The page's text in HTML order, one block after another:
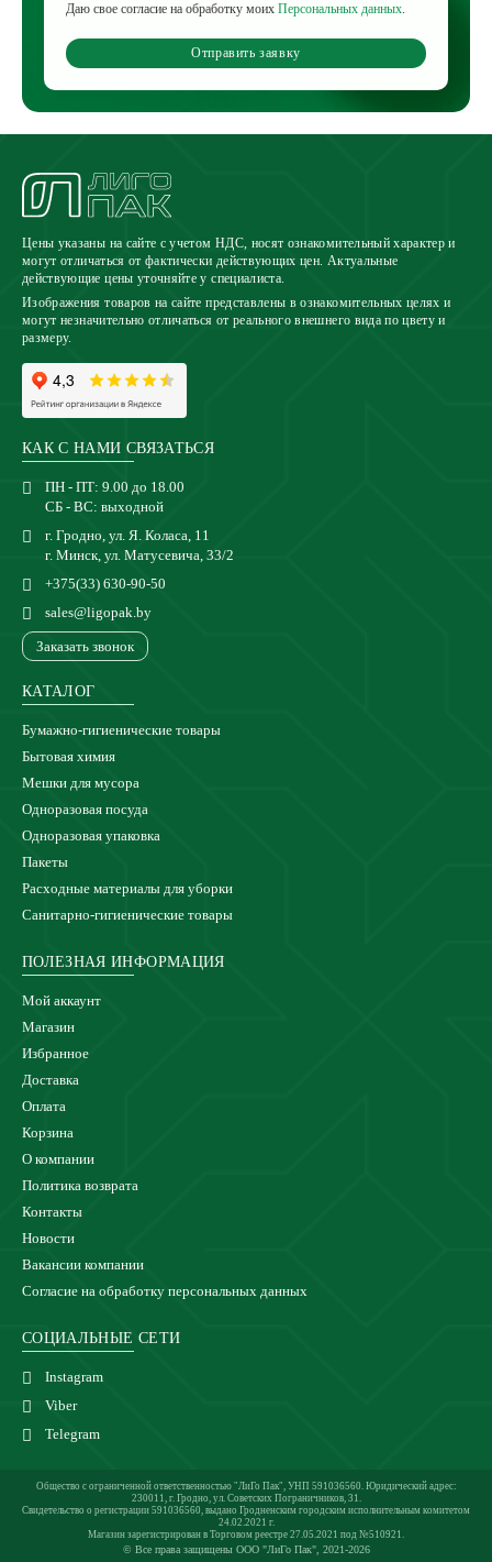
Даю свое согласие на обработку моих Персональных данных.
Отправить заявку
Цены указаны на сайте с учетом НДС, носят ознакомительный характер и
могут отличаться от фактически действующих цен. Актуальные
действующие цены уточняйте у специалиста.
Изображения товаров на сайте представлены в ознакомительных целях и
могут незначительно отличаться от реального внешнего вида по цвету и
размеру.
КАК С НАМИ СВЯЗАТЬСЯ
ПН - ПТ: 9.00 до 18.00
СБ - ВС: выходной
г. Гродно, ул. Я. Коласа, 11
г. Минск, ул. Матусевича, 33/2
+375(33) 630-90-50
sales@ligopak.by
Заказать звонок
КАТАЛОГ
Бумажно-гигиенические товары
Бытовая химия
Мешки для мусора
Одноразовая посуда
Одноразовая упаковка
Пакеты
Расходные материалы для уборки
Санитарно-гигиенические товары
ПОЛЕЗНАЯ ИНФОРМАЦИЯ
Мой аккаунт
Магазин
Избранное
Доставка
Оплата
Корзина
О компании
Политика возврата
Контакты
Новости
Вакансии компании
Согласие на обработку персональных данных
СОЦИАЛЬНЫЕ СЕТИ
Instagram
Viber
Telegram
Общество с ограниченной ответственностью "ЛиГо Пак", УНП 591036560. Юридический адрес:
230011, г. Гродно, ул. Советских Пограничников, 31.
Свидетельство о регистрации 591036560, выдано Гродненским городским исполнительным комитетом
24.02.2021 г.
Магазин зарегистрирован в Торговом реестре 27.05.2021 под №510921.
© Все права защищены ООО "ЛиГо Пак", 2021-2026